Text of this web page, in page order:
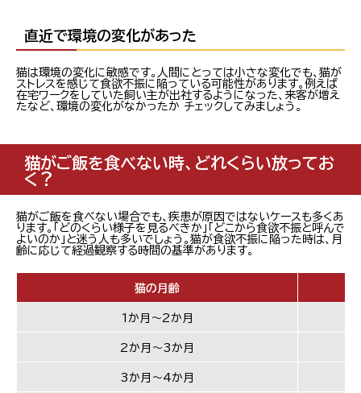
直近で環境の変化があった
猫は環境の変化に敏感です。人間にとっては小さな変化でも、猫が
ストレスを感じて食欲不振に陥っている可能性があります。例えば
在宅ワークをしていた飼い主が出社するようになった、来客が増え
たなど、環境の変化がなかったか チェックしてみましょう。
猫がご飯を食べない時、どれくらい放ってお
く？
猫がご飯を食べない場合でも、疾患が原因ではないケースも多くあ
ります。「どのくらい様子を見るべきか」「どこから食欲不振と呼んで
よいのか」と迷う人も多いでしょう。猫が食欲不振に陥った時は、月
齢に応じて経過観察する時間の基準があります。
猫の月齢
1か月～2か月
2か月～3か月
3か月～4か月